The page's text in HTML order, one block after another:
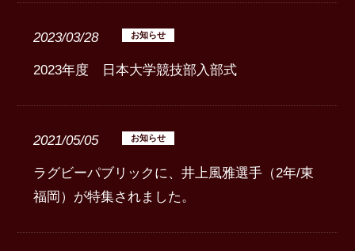
2023/03/28 お知らせ
2023年度 日本大学競技部入部式
2021/05/05 お知らせ
ラグビーパブリックに、井上風雅選手（2年/東
福岡）が特集されました。